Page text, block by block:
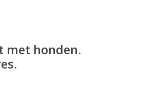
met honden.